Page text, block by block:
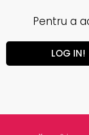
Pentru a
LOG IN!